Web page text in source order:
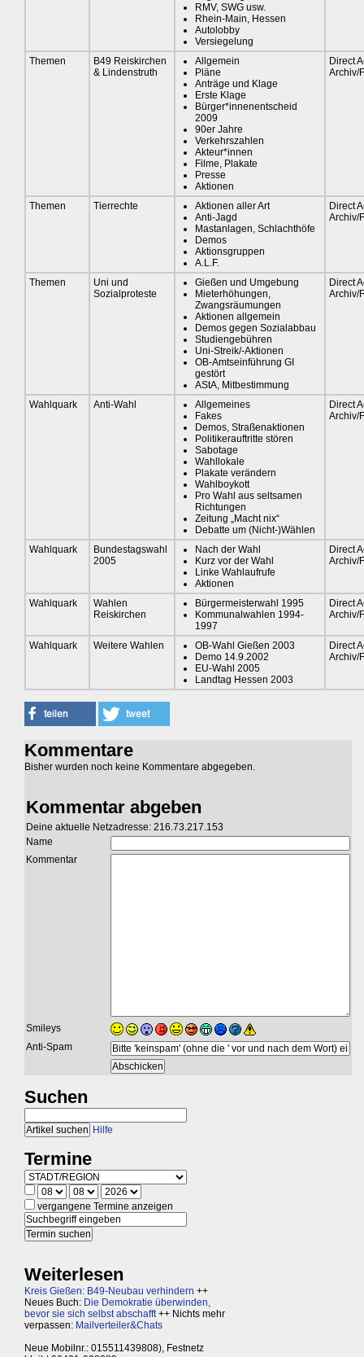
RMV, SWG usw.
Rhein-Main, Hessen
Autolobby
Versiegelung
Themen
B49 Reiskirchen
& Lindenstruth
Allgemein
Pläne
Anträge und Klage
Erste Klage
Bürger*innenentscheid
2009
90er Jahre
Verkehrszahlen
Akteur*innen
Filme, Plakate
Presse
Aktionen
Direct
Archiv/
Themen Tierrechte
Aktionen aller Art
Anti-Jagd
Mastanlagen, Schlachthöfe
Demos
Aktionsgruppen
A.L.F.
Direct
Archiv/
Themen
Uni und
Sozialproteste
Gießen und Umgebung
Mieterhöhungen,
Zwangsräumungen
Aktionen allgemein
Demos gegen Sozialabbau
Studiengebühren
Uni-Streik/-Aktionen
OB-Amtseinführung GI
gestört
AStA, Mitbestimmung
Direct
Archiv/
Wahlquark Anti-Wahl
Allgemeines
Fakes
Demos, Straßenaktionen
Politikerauftritte stören
Sabotage
Wahllokale
Plakate verändern
Wahlboykott
Pro Wahl aus seltsamen
Richtungen
Zeitung „Macht nix“
Debatte um (Nicht-)Wählen
Direct
Archiv/
Wahlquark
Bundestagswahl
2005
Nach der Wahl
Kurz vor der Wahl
Linke Wahlaufrufe
Aktionen
Direct
Archiv/
Wahlquark
Wahlen
Reiskirchen
Bürgermeisterwahl 1995
Kommunalwahlen 1994-
1997
Direct
Archiv/
Wahlquark Weitere Wahlen
OB-Wahl Gießen 2003
Demo 14.9.2002
EU-Wahl 2005
Landtag Hessen 2003
Direct
Archiv/
Kommentare
Bisher wurden noch keine Kommentare abgegeben.
Kommentar abgeben
Deine aktuelle Netzadresse: 216.73.217.153
Name
Kommentar
Smileys
Anti-Spam
Suchen
Hilfe
Termine
vergangene Termine anzeigen
Weiterlesen
Kreis Gießen: B49-Neubau verhindern ++
Neues Buch: Die Demokratie überwinden,
bevor sie sich selbst abschafft++ Nichts mehr
verpassen: Mailverteiler&Chats
Neue Mobilnr.: 015511439808), Festnetz